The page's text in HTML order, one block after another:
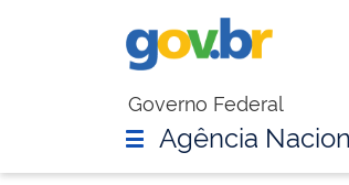
Governo Federal
Agência